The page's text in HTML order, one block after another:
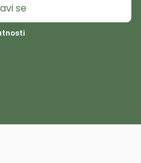
se
sajtove za druge